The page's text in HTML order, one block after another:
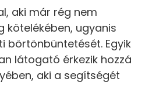
aki már rég nem
kötelékében, ugyanis
börtönbüntetését. Egyik
látogató érkezik hozzá
aki a segítségét